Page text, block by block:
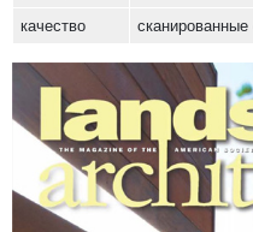
качество